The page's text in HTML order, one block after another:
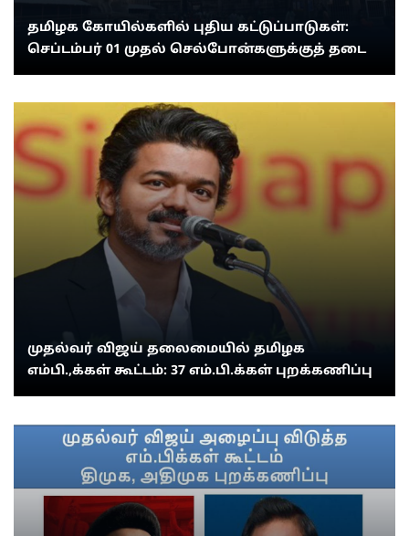
தமிழக கோயில்களில் புதிய கட்டுப்பாடுகள்:
செப்டம்பர் 01 முதல் செல்போன்களுக்குத் தடை
முதல்வர் விஜய் தலைமையில் தமிழக
எம்பி.,க்கள் கூட்டம்: 37 எம்.பி.க்கள் புறக்கணிப்பு